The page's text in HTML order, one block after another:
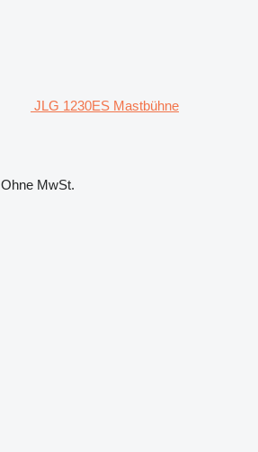
JLG 1230ES Mastbühne
Ohne MwSt.